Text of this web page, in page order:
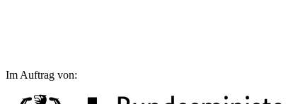
Im Auftrag von: